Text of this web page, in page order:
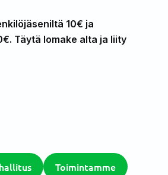
10€ ja
Täytä lomake alta ja liity
Toimintamme